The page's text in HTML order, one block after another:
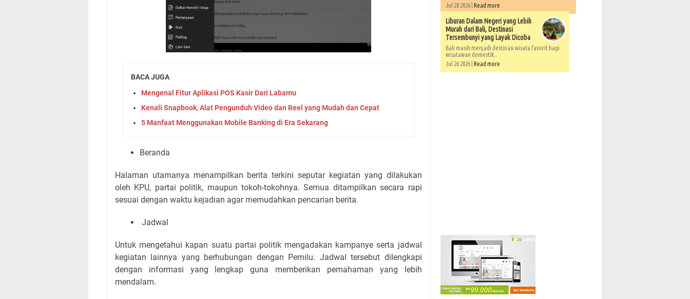
BACA JUGA
Mengenal Fitur Aplikasi POS Kasir Dari Labamu
Kenali Snapbook, Alat Pengunduh Video dan Reel yang Mudah dan Cepat
5 Manfaat Menggunakan Mobile Banking di Era Sekarang
Beranda
Halaman utamanya menampilkan berita terkini seputar kegiatan yang dilakukan
oleh KPU, partai politik, maupun tokoh-tokohnya. Semua ditampilkan secara rapi
sesuai dengan waktu kejadian agar memudahkan pencarian berita.
Jadwal
Untuk mengetahui kapan suatu partai politik mengadakan kampanye serta jadwal
kegiatan lainnya yang berhubungan dengan Pemilu. Jadwal tersebut dilengkapi
dengan informasi yang lengkap guna memberikan pemahaman yang lebih
mendalam.
Jul 28 2026 | Read more
Liburan Dalam Negeri yang Lebih
Murah dari Bali, Destinasi
Tersembunyi yang Layak Dicoba
Bali masih menjadi destinasi wisata favorit bagi
wisatawan domestik...
Jul 26 2026 | Read more